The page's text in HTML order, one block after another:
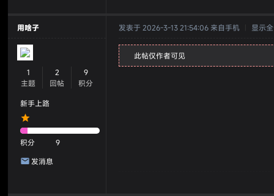
用啥子
1
主题
2
回帖
9
积分
新手上路
积分
9
发消息
发表于 2026-3-13 21:54:06 来自手机 显示
此帖仅作者可见